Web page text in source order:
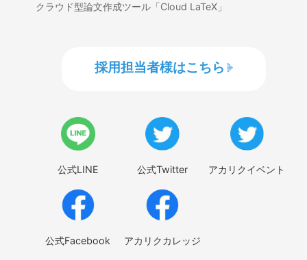
クラウド型論文作成ツール「Cloud LaTeX」
採用担当者様はこちら
公式LINE 公式Twitter アカリクイベント
公式Facebook アカリクカレッジ